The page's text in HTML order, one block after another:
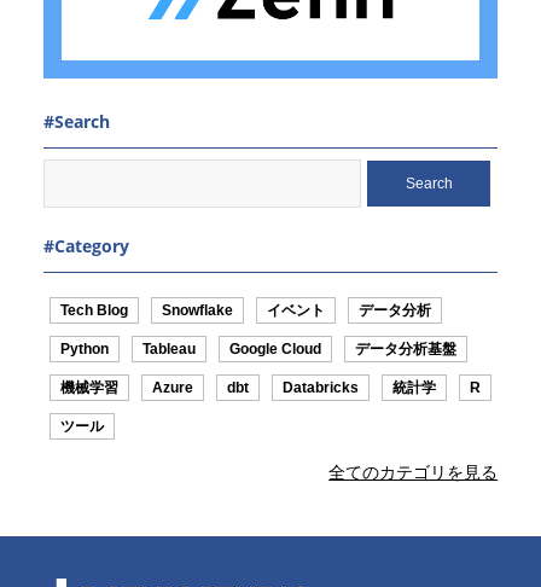
#Search
Search
#Category
Tech Blog Snowflake イベント データ分析
Python Tableau Google Cloud データ分析基盤
機械学習 Azure dbt Databricks 統計学 R
ツール
全てのカテゴリを見る